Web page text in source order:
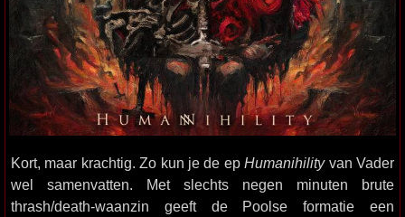
Kort, maar krachtig. Zo kun je de epHumanihilityvan Vader
wel samenvatten. Met slechts negen minuten brute
thrash/death-waanzin geeft de Poolse formatie een